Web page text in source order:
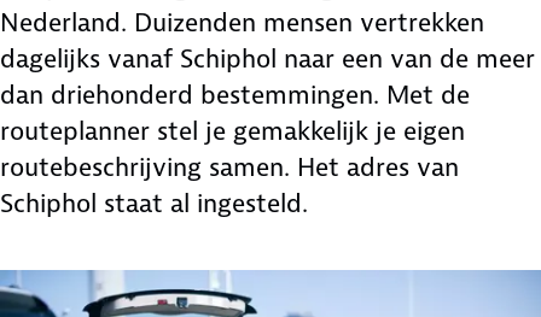
Nederland. Duizenden mensen vertrekken
dagelijks vanaf Schiphol naar een van de meer
dan driehonderd bestemmingen. Met de
routeplanner stel je gemakkelijk je eigen
routebeschrijving samen. Het adres van
Schiphol staat al ingesteld.